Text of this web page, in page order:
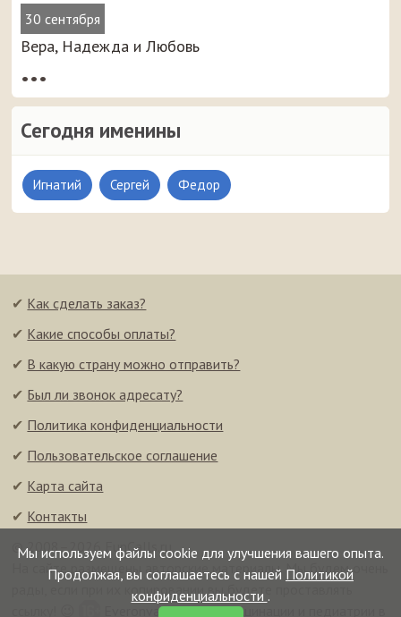
30 сентября
Вера, Надежда и Любовь
•••
Сегодня именины
Игнатий Сергей Федор
Мы используем файлы cookie для улучшения вашего опыта.
Продолжая, вы соглашаетесь с нашей Политикой
конфиденциальности .
✔ Как сделать заказ?
✔ Какие способы оплаты?
✔ В какую страну можно отправить?
✔ Был ли звонок адресату?
✔ Политика конфиденциальности
✔ Пользовательское соглашение
✔ Карта сайта
✔ Контакты
© 2008–2026 FunCalls.ru
На сайте размещены авторские материалы. Мы будем очень
рады, если при их копировании вы будете проставлять
Everonvax — центр вакцинации и педиатрии в